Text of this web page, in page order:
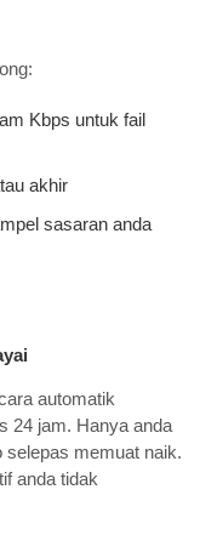
Kbps untuk fail
akhir
sasaran anda
automatik
24 jam. Hanya anda
memuat naik.
anda tidak